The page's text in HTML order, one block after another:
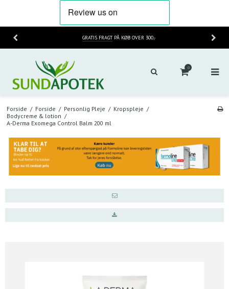
GRATIS FRAGTPÅ KØB OVER 300,-
0
Forside / Forside / Personlig Pleje / Kropspleje /
Bodycreme & lotion /
A-Derma Exomega Control Balm 200 ml